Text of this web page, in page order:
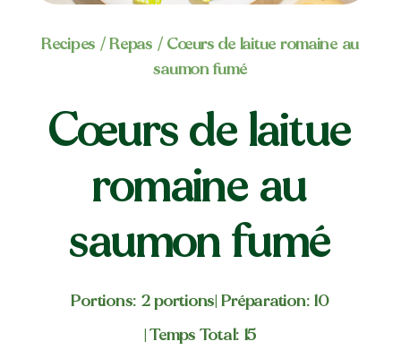
Recipes /Repas / Cœurs de laitue romaine au
saumon fumé
Cœurs de laitue
romaine au
saumon fumé
Portions: 2 portions | Préparation: 10
| Temps Total: 15